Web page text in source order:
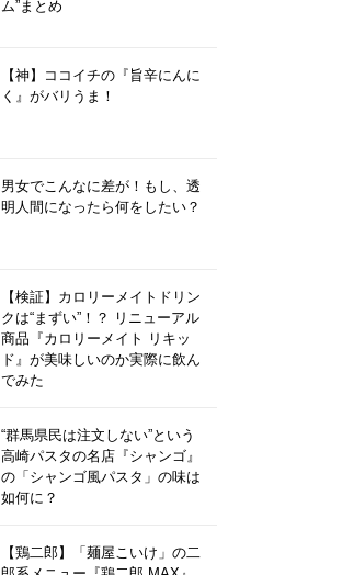
ム”まとめ
【神】ココイチの『旨辛にんに
く』がバリうま！
男女でこんなに差が！もし、透
明人間になったら何をしたい？
【検証】カロリーメイトドリン
クは“まずい”！？ リニューアル
商品『カロリーメイト リキッ
ド』が美味しいのか実際に飲ん
でみた
“群馬県民は注文しない”という
高崎パスタの名店『シャンゴ』
の「シャンゴ風パスタ」の味は
如何に？
【鶏二郎】「麺屋こいけ」の二